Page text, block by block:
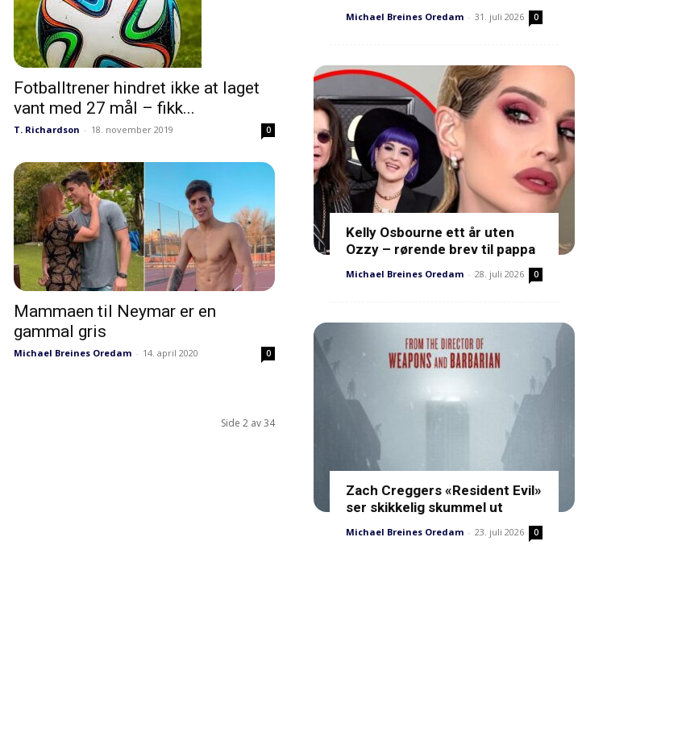
Fotballtrener hindret ikke at laget
vant med 27 mål – fikk...
T. Richardson - 18. november 2019 0
Mammaen til Neymar er en
gammal gris
Michael Breines Oredam - 14. april 2020 0
Side 2 av 34
Michael Breines Oredam - 31. juli 2026 0
Kelly Osbourne ett år uten
Ozzy – rørende brev til pappa
Michael Breines Oredam - 28. juli 2026 0
Zach Creggers «Resident Evil»
ser skikkelig skummel ut
Michael Breines Oredam - 23. juli 2026 0